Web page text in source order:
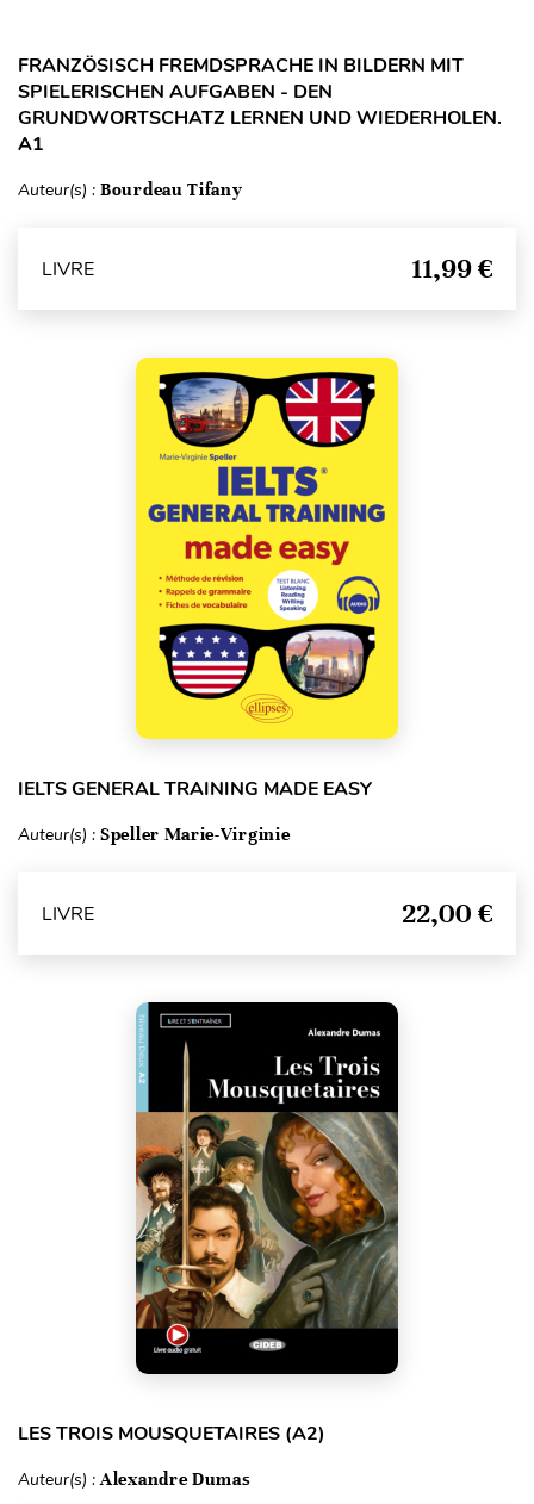
FRANZÖSISCH FREMDSPRACHE IN BILDERN MIT
SPIELERISCHEN AUFGABEN - DEN
GRUNDWORTSCHATZ LERNEN UND WIEDERHOLEN.
A1
Auteur(s) : Bourdeau Tifany
LIVRE 11,99 €
IELTS GENERAL TRAINING MADE EASY
Auteur(s) : Speller Marie-Virginie
LIVRE 22,00 €
LES TROIS MOUSQUETAIRES (A2)
Auteur(s) :Alexandre Dumas